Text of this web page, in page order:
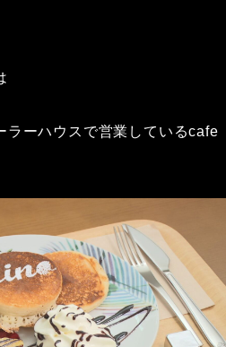
ラーハウスで営業しているcafe